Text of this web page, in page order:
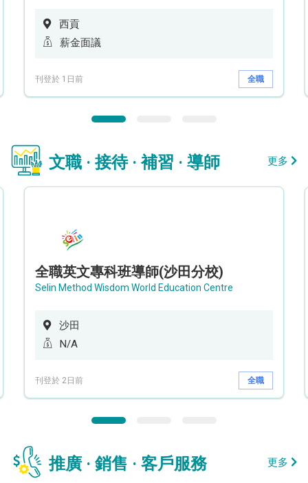
西貢
薪金面議
刊登於 1日前 全職
文職 · 接待 · 補習 · 導師 更多
全職英文專科班導師(沙田分校)
Selin Method Wisdom World Education Centre
沙田
N/A
刊登於 2日前 全職
推廣 · 銷售 · 客戶服務 更多